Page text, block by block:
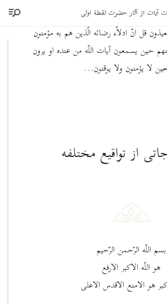
آيات از آثار حضرت نقطۀ اولی
اللّه وكره من يظهره اللّه كره اللّه انتم
قل انّ ادلاّء رضائه الّذين هم به مؤمنون
حين يسمعون آيات اللّه من عنده او يرون
لا يؤمنون ولا يوقنون...
از تواقيع مختلفه
بسم اللّه الرّحمن الرّحيم
هو اللّه الاكبر الارفع
هو الامنع الاقدس الاعلی